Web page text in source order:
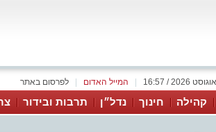
לפרסום באתר המייל האדום
קהילה חינוך נדל״ן תרבות ובידור